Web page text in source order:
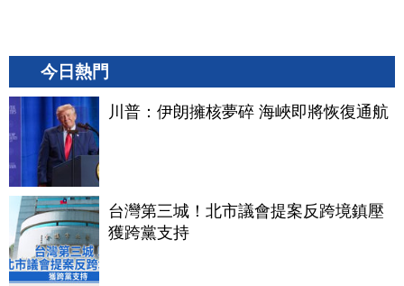
今日熱門
川普：伊朗擁核夢碎 海峽即將恢復通航
台灣第三城！北市議會提案反跨境鎮壓
獲跨黨支持